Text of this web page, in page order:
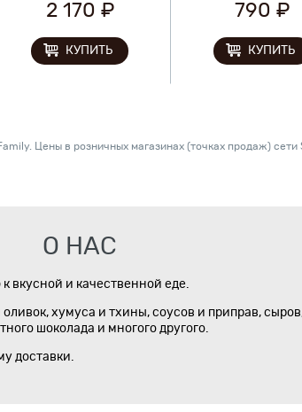
2 170 ₽
КУПИТЬ
790 ₽
КУПИТЬ
Цены в розничных магазинах (точках продаж) сети
О НАС
вкусной и качественной еде.
хумуса и тхины, соусов и приправ,
шоколада и многого другого.
доставки.